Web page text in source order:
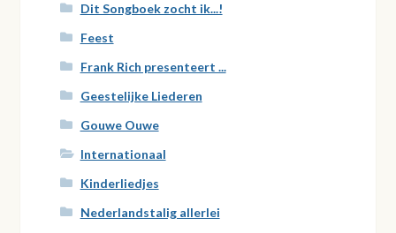
Dit Songboek zocht ik...!
Feest
Frank Rich presenteert ...
Geestelijke Liederen
Gouwe Ouwe
Internationaal
Kinderliedjes
Nederlandstalig allerlei